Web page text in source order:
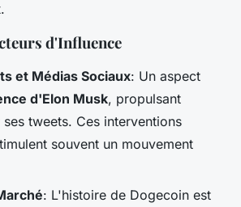
.
d'Influence
et Médias Sociaux: Un aspect
d'Elon Musk, propulsant
tweets. Ces interventions
souvent un mouvement
: L'histoire de Dogecoin est